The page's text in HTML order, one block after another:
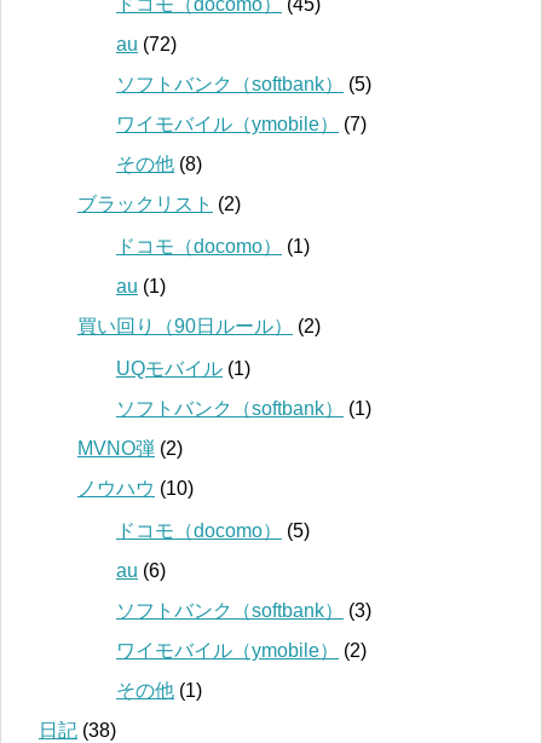
au (72)
ソフトバンク（softbank）
(5)
ワイモバイル（ymobile）
(7)
その他 (8)
ブラックリスト (2)
ドコモ（docomo）
(1)
au (1)
買い回り（90日ルール）
(2)
UQモバイル (1)
ソフトバンク（softbank）
(1)
MVNO弾 (2)
ノウハウ (10)
ドコモ（docomo）
(5)
au (6)
ソフトバンク（softbank）
(3)
ワイモバイル（ymobile）
(2)
その他 (1)
日記 (38)